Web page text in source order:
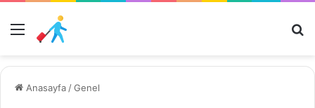
Menü
Anasayfa /Genel